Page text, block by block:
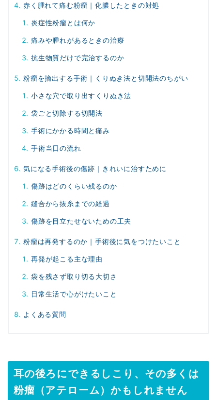
赤く腫れて痛む粉瘤｜化膿したときの対処
炎症性粉瘤とは何か
痛みや腫れがあるときの治療
抗生物質だけで完治するのか
粉瘤を摘出する手術｜くりぬき法と切開法のちがい
小さな穴で取り出すくりぬき法
袋ごと切除する切開法
手術にかかる時間と痛み
手術当日の流れ
気になる手術後の傷跡｜きれいに治すために
傷跡はどのくらい残るのか
縫合から抜糸までの経過
傷跡を目立たせないための工夫
粉瘤は再発するのか｜手術後に気をつけたいこと
再発が起こる主な理由
袋を残さず取り切る大切さ
日常生活で心がけたいこと
よくある質問
耳の後ろにできるしこり、その多くは
粉瘤（アテローム）かもしれません